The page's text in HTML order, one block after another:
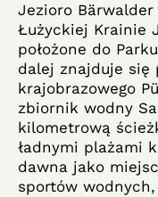
Jezioro
Łużyckiej Krainie
położone do
dalej znajduje się
krajobrazowego
zbiornik wodny
kilometrową
ładnymi plażami
dawna jako
sportów